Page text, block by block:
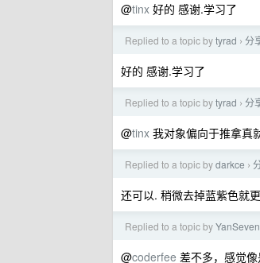
@tinx 好的 感谢.学习了
Replied to a topic bytyrad › 分
好的 感谢.学习了
Replied to a topic bytyrad › 分
@tinx 我对象偏向于推拿真
Replied to a topic bydarkce ›
还可以. 稍微去掉蓝紫色就
Replied to a topic byYanSeven
@coderfee 差不多，感觉